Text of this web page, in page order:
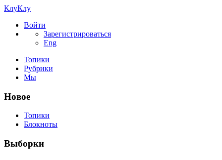
КлуКлу
Войти
Зарегистрироваться
Eng
Топики
Рубрики
Мы
Новое
Топики
Блокноты
Выборки